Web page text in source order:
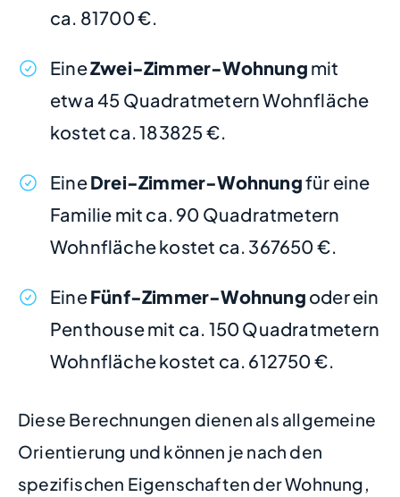
ca. 81700 €.
EineZwei-Zimmer-Wohnung mit
etwa 45 Quadratmetern Wohnfläche
kostet ca. 183825 €.
EineDrei-Zimmer-Wohnungfür eine
Familie mit ca. 90 Quadratmetern
Wohnfläche kostet ca. 367650 €.
EineFünf-Zimmer-Wohnung oder ein
Penthouse mit ca. 150 Quadratmetern
Wohnfläche kostet ca. 612750 €.
Diese Berechnungen dienen als allgemeine
Orientierung und können je nach den
spezifischen Eigenschaften der Wohnung,